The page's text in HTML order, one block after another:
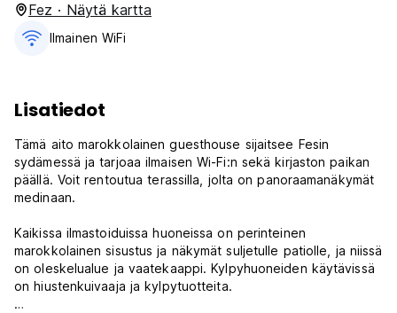
Fez · Näytä kartta
Ilmainen WiFi
Lisatiedot
Tämä aito marokkolainen guesthouse sijaitsee Fesin
sydämessä ja tarjoaa ilmaisen Wi-Fi:n sekä kirjaston paikan
päällä. Voit rentoutua terassilla, jolta on panoraamanäkymät
medinaan.
Kaikissa ilmastoiduissa huoneissa on perinteinen
marokkolainen sisustus ja näkymät suljetulle patiolle, ja niissä
on oleskelualue ja vaatekaappi. Kylpyhuoneiden käytävissä
on hiustenkuivaaja ja kylpytuotteita.